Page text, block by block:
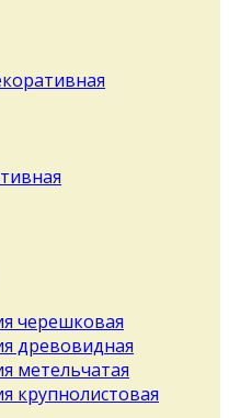
черешковая
древовидная
метельчатая
крупнолистовая